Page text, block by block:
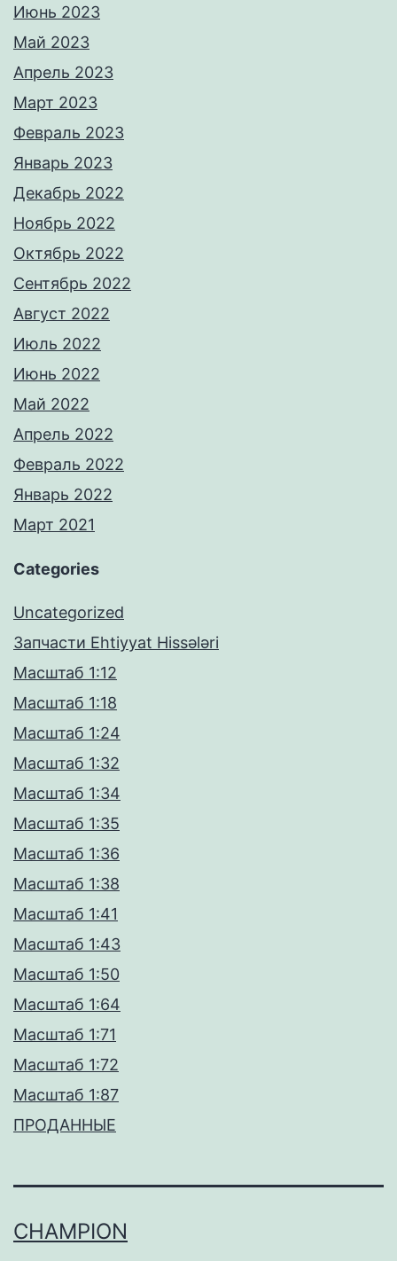
Июнь 2023
Май 2023
Апрель 2023
Март 2023
Февраль 2023
Январь 2023
Декабрь 2022
Ноябрь 2022
Октябрь 2022
Сентябрь 2022
Август 2022
Июль 2022
Июнь 2022
Май 2022
Апрель 2022
Февраль 2022
Январь 2022
Март 2021
Categories
Uncategorized
Запчасти Ehtiyyat Hissələri
Масштаб 1:12
Масштаб 1:18
Масштаб 1:24
Масштаб 1:32
Масштаб 1:34
Масштаб 1:35
Масштаб 1:36
Масштаб 1:38
Масштаб 1:41
Масштаб 1:43
Масштаб 1:50
Масштаб 1:64
Масштаб 1:71
Масштаб 1:72
Масштаб 1:87
ПРОДАННЫЕ
CHAMPION